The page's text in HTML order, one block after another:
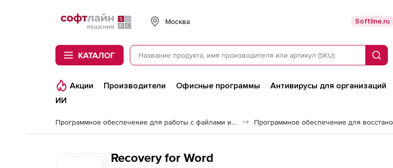
Softline
Москва Softline.ru
КАТАЛОГ Поиск
Акции Производители Офисные программы Антивирусы для организаций
ИИ
Программное обеспечение для работы с файлами и дисками
Recovery for Word